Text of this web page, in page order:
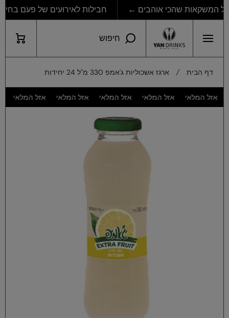
דילוג לתוכן חבילות לאירועים של פעם
חיפוש
עגלת
קניות
דף הבית ארגז אשכוליות ג'אמפ 330 מ"ל 24 יחידות
אזל המלאי אזל המלאי אזל המלאי אזל המלאי אזל המלאי